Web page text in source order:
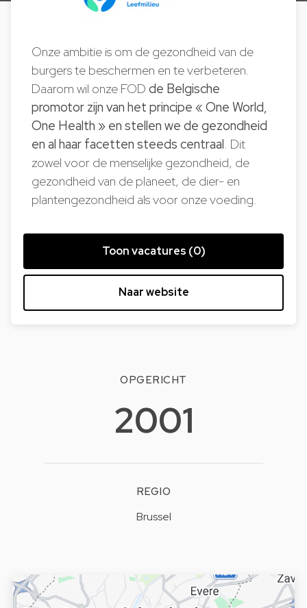
Onze ambitie is om de gezondheid van de
burgers te beschermen en te verbeteren.
Daarom wil onze FODde Belgische
promotor zijn van het principe « One World,
One Health » en stellen we de gezondheid
en al haar facetten steeds centraal. Dit
zowel voor de menselijke gezondheid, de
gezondheid van de planeet, de dier- en
plantengezondheid als voor onze voeding.
Toon vacatures (0)
Naar website
OPGERICHT
2001
REGIO
Brussel